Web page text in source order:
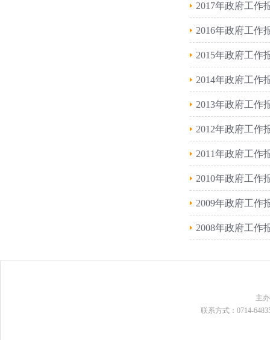
2017年政府工作
2016年政府工作
2015年政府工作
2014年政府工作
2013年政府工作
2012年政府工作
2011年政府工作
2010年政府工作
2009年政府工作
2008年政府工作
主
联系方式：0714-